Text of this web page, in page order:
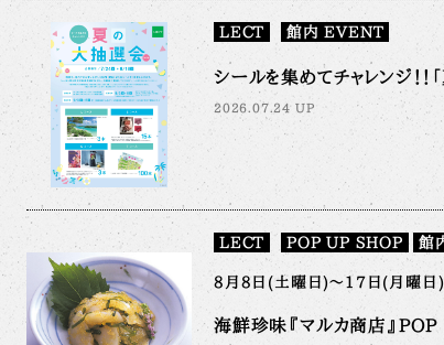
LECT 館内 EVENT
シールを集めてチャレンジ！
2026.07.24 UP
LECT POP UP SHOP 館
8月8日(土曜日)～17日(月曜
海鮮珍味『マルカ商店』